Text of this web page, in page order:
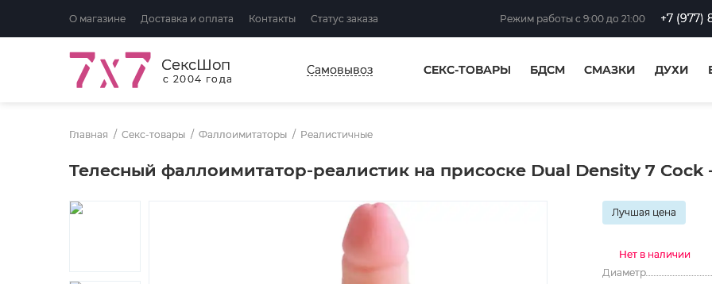
О магазине Доставка и оплата Контакты Статус заказа Режим работы с 9:00 до 21:00 +7 (977)
СексШоп
с 2004 года
Самовывоз СЕКС-ТОВАРЫ БДСМ СМАЗКИ ДУХИ
Главная Секс-товары Фаллоимитаторы Реалистичные
Телесный фаллоимитатор-реалистик на присоске Dual Density 7 Cock
Лучшая цена
Нет в наличии
Диаметр